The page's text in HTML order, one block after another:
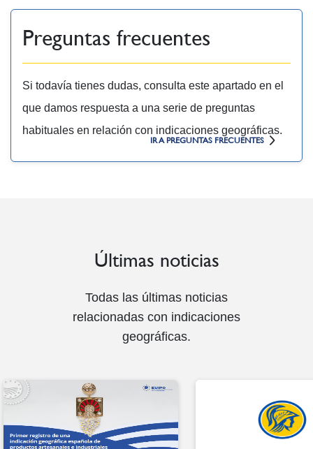
Preguntas frecuentes
Si todavía tienes dudas, consulta este apartado en el
que damos respuesta a una serie de preguntas
habituales en relación con indicaciones geográficas.
IR A PREGUNTAS FRECUENTES
Últimas noticias
Todas las últimas noticias
relacionadas con indicaciones
geográficas.